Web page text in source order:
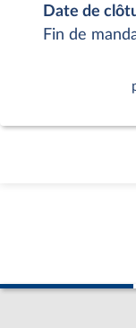
Date de
Fin de